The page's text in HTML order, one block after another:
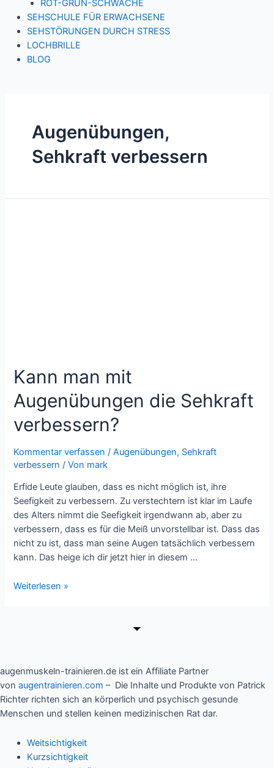
ROT-GRÜN-SCHWÄCHE
SEHSCHULE FÜR ERWACHSENE
SEHSTÖRUNGEN DURCH STRESS
LOCHBRILLE
BLOG
Augenübungen,
Sehkraft verbessern
Kann man mit
Augenübungen die Sehkraft
verbessern?
Kommentar verfassen /Augenübungen, Sehkraft
verbessern / Von mark
Erfide Leute glauben, dass es nicht möglich ist, ihre
Seefigkeit zu verbessern. Zu verstechtern ist klar im Laufe
des Alters nimmt die Seefigkeit irgendwann ab, aber zu
verbessern, dass es für die Meiß unvorstellbar ist. Dass das
nicht zu ist, dass man seine Augen tatsächlich verbessern
kann. Das heige ich dir jetzt hier in diesem …
Kann
verbessern?
Weiterlesen »
augenmuskeln-trainieren.de ist ein Affiliate Partner
von augentrainieren.com – Die Inhalte und Produkte von Patrick
Richter richten sich an körperlich und psychisch gesunde
Menschen und stellen keinen medizinischen Rat dar.
Weitsichtigkeit
Kurzsichtigkeit